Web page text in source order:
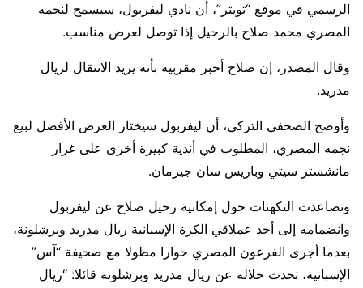
الرسمي في موقع “تويتر”، أن نادي ليفربول، سيسمح لنجمه
المصري محمد صلاح بالرحيل إذا توصل لعرض مناسب.
وقال المصدر، إن صلاح أخبر مقربيه بأنه يريد الانتقال لريال
مدريد.
وأوضح الصحفي التركي، أن ليفربول سيختار العرض الأفضل لبيع
نجمه المصري، المطلوب في أندية كبيرة أخرى على غرار
مانشستر سيتي وباريس سان جيرمان.
وتصاعدت التكهنات حول إمكانية رحيل صلاح عن ليفربول
وانضمامه إلى أحد عملاقي الكرة الإسبانية ريال مدريد وبرشلونة،
بعدما أجرى الفرعون المصري حوارا مطولا مع صحيفة “آس”
الإسبانية، تحدث خلاله عن ريال مدريد وبرشلونة قائلا: “ريال